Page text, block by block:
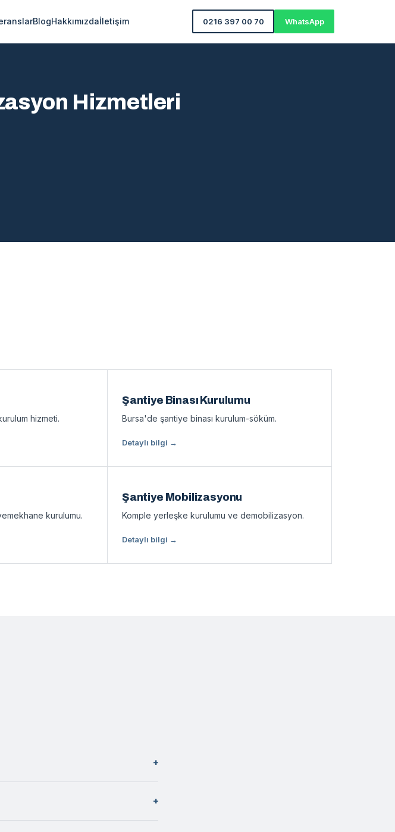
BlogHakkımızdaİletişim 0216 397 00 70 WhatsApp
Hizmetleri
hizmeti.
Şantiye Binası Kurulumu
Bursa'de şantiye binası kurulum-söküm.
Detaylı bilgi →
kurulumu.
Şantiye Mobilizasyonu
Komple yerleşke kurulumu ve demobilizasyon.
Detaylı bilgi →